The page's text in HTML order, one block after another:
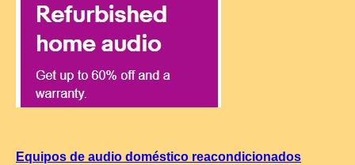
Equipos de audio doméstico reacondicionados